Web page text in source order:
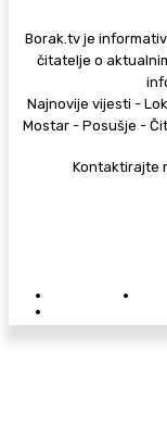
Borak.tv je
čitatelje o
Najnovije vijesti -
Mostar - Posušje -
Kontaktirajte